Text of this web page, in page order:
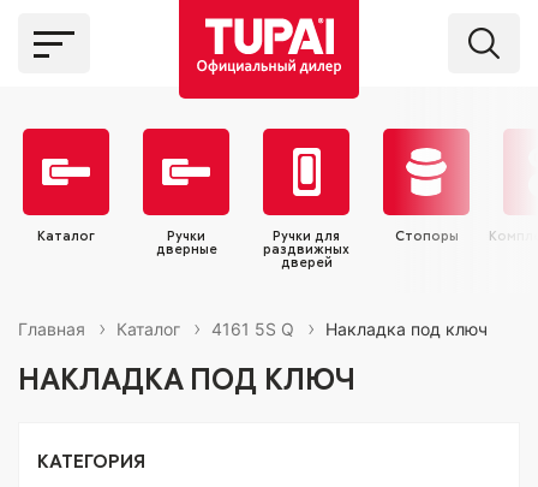
Каталог
Ручки
дверные
Ручки для
раздвижных
дверей
Стопоры
Главная Каталог 4161 5S Q Накладка под ключ
НАКЛАДКА ПОД КЛЮЧ
КАТЕГОРИЯ